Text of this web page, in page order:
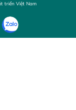
triển Việt Nam